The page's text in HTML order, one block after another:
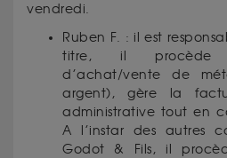
vendredi.
Ruben F. : il est
titre, il procède
d’achat/vente de
argent), gère la
administrative tout en
A l’instar des autres
Godot & Fils, il